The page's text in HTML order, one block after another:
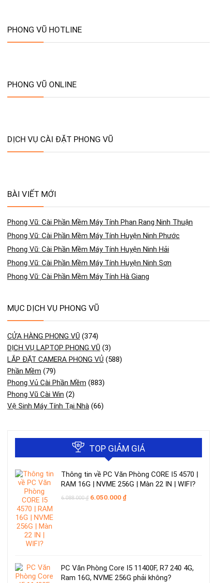
PHONG VŨ HOTLINE
PHONG VŨ ONLINE
DỊCH VỤ CÀI ĐẶT PHONG VŨ
BÀI VIẾT MỚI
Phong Vũ: Cài Phần Mềm Máy Tính Phan Rang Ninh Thuận
Phong Vũ: Cài Phần Mềm Máy Tính Huyện Ninh Phước
Phong Vũ: Cài Phần Mềm Máy Tính Huyện Ninh Hải
Phong Vũ: Cài Phần Mềm Máy Tính Huyện Ninh Sơn
Phong Vũ: Cài Phần Mềm Máy Tính Hà Giang
MỤC DỊCH VỤ PHONG VŨ
CỬA HÀNG PHONG VŨ (374)
DỊCH VỤ LAPTOP PHONG VŨ (3)
LẮP ĐẶT CAMERA PHONG VỦ (588)
Phần Mềm (79)
Phong Vủ Cài Phần Mềm (883)
Phong Vũ Cài Win (2)
Vệ Sinh Máy Tính Tại Nhà (66)
TOP GIẢM GIÁ
Thông tin về PC Văn Phòng CORE I5 4570 |
RAM 16G | NVME 256G | Màn 22 IN | WIFI?
6.088.000₫ Giá
6.050.000 ₫Giá
PC Văn Phòng Core I5 11400F, R7 240 4G,
Ram 16G, NVME 256G phải không?